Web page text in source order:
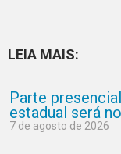
LEIA MAIS:
Parte
estadual será
7 de agosto de 2026